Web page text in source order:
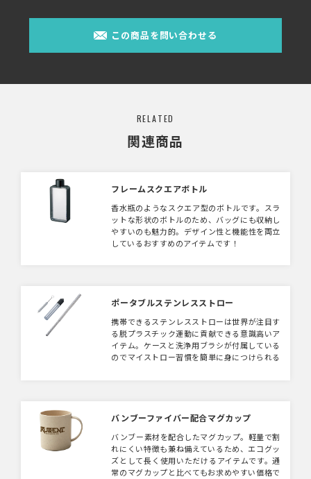
この商品を問い合わせる
RELATED
関連商品
フレームスクエアボトル
香水瓶のようなスクエア型のボトルです。スラ
ットな形状のボトルのため、バッグにも収納し
やすいのも魅力的。デザイン性と機能性を両立
しているおすすめのアイテムです！
ポータブルステンレスストロー
携帯できるステンレスストローは世界が注目す
る脱プラスチック運動に貢献できる意識高いア
イテム。ケースと洗浄用ブラシが付属している
のでマイストロー習慣を簡単に身につけられる
バンブーファイバー配合マグカップ
バンブー素材を配合したマグカップ。軽量で割
れにくい特徴も兼ね備えているため、エコグッ
ズとして長く使用いただけるアイテムです。通
常のマグカップと比べてもお求めやすい価格で